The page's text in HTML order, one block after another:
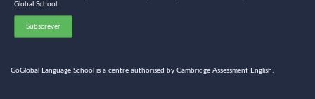
Global School.
GoGlobal Language School is a centre authorised by Cambridge Assessment English.